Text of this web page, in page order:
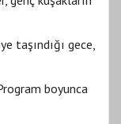
taşındığı gece,
boyunca